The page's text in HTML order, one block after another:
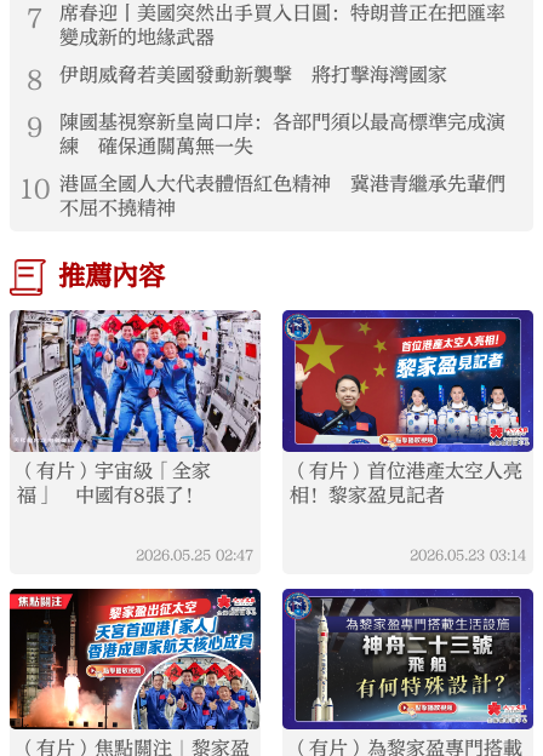
7
席春迎丨美國突然出手買入日圓：特朗普正在把匯率
變成新的地緣武器
8 伊朗威脅若美國發動新襲擊 將打擊海灣國家
9
陳國基視察新皇崗口岸：各部門須以最高標準完成演
練 確保通關萬無一失
10 港區全國人大代表體悟紅色精神 冀港青繼承先輩們
不屈不撓精神
推薦內容
（有片）宇宙級「全家
福」 中國有8張了！
2026.05.25 02:47
（有片）首位港產太空人亮
相！黎家盈見記者
2026.05.23 03:14
（有片）焦點關注｜黎家盈
（有片）為黎家盈專門搭載